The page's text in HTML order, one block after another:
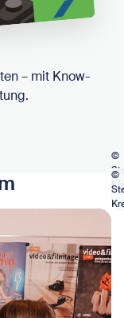
– mit Know-
©
©
©
©